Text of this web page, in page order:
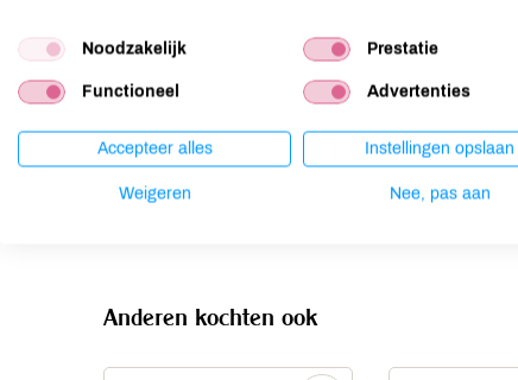
Ei
niet aanwezig
Gluten
aanwezig
Lupine
niet aanwezig
Anderen kochten ook
Noodzakelijk Prestatie
Functioneel Advertenties
Accepteer alles Instellingen opslaan
Weigeren Nee, pas aan